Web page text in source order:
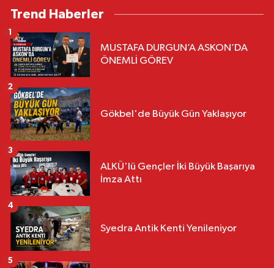
Trend Haberler
MUSTAFA DURGUN’A ASKON’DA
ÖNEMLİ GÖREV
1
Gökbel'de Büyük Gün Yaklaşıyor
2
ALKÜ'lü Gençler İki Büyük Başarıya
İmza Attı
3
Syedra Antik Kenti Yenileniyor
4
5